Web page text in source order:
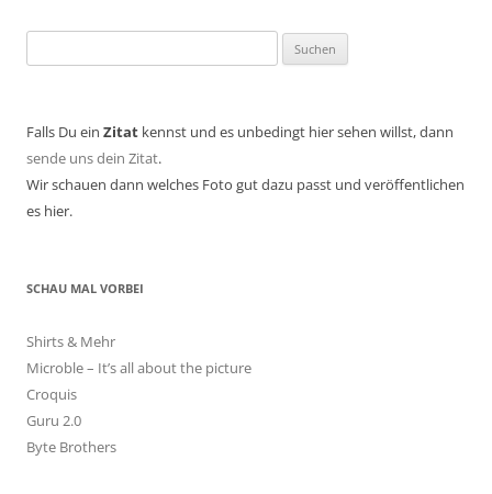
nach:
Falls Du ein Zitat kennst und es unbedingt hier sehen willst, dann
sende uns dein Zitat.
Wir schauen dann welches Foto gut dazu passt und veröffentlichen
es hier.
SCHAU MAL VORBEI
Shirts & Mehr
Microble – It’s all about the picture
Croquis
Guru 2.0
Byte Brothers